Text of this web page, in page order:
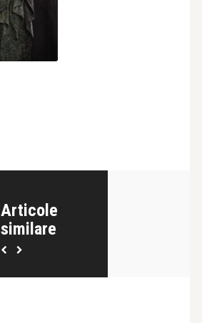
Articole
similare
revistatango
The Madison, cu Michelle Pfeiffer și